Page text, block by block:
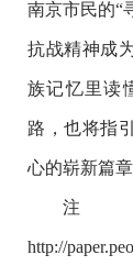
南京市民的“
抗战精神成
族记忆里读
路，也将指
心的崭新篇章
http://